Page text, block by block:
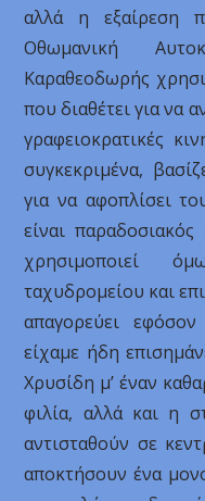
αλλά η εξαίρεση
Οθωμανική
Καραθεοδωρής
που διαθέτει για να
γραφειοκρατικές
συγκεκριμένα,
για να αφοπλίσει
είναι
χρησιμοποιεί
ταχυδρομείου και
απαγορεύει
είχαμε ήδη
Χρυσίδη μ’ έναν
φιλία, αλλά και η
αντισταθούν σε
αποκτήσουν ένα